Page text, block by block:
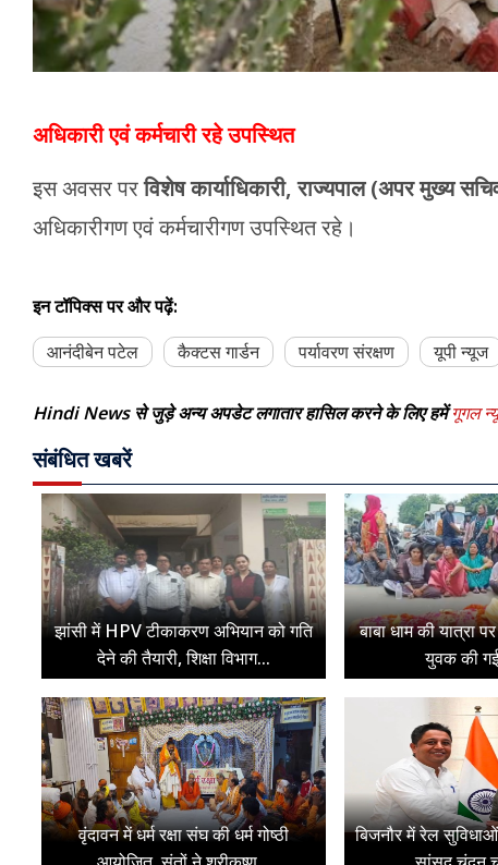
अधिकारी एवं कर्मचारी रहे उपस्थित
इस अवसर परविशेष कार्याधिकारी, राज्यपाल (अपर मुख्य
अधिकारीगण एवं कर्मचारीगण उपस्थित रहे।
इन टॉपिक्स पर और पढ़ें:
आनंदीबेन पटेल
कैक्टस गार्डन पर्यावरण संरक्षण यूपी न्यूज
Hindi News से जुड़े अन्य अपडेट लगातार हासिल करने के लिए हमेंगूगल
संबंधित खबरें
झांसी में HPV टीकाकरण अभियान को गति
देने की तैयारी, शिक्षा विभाग...
बाबा धाम की यात्रा
युवक की
वृंदावन में धर्म रक्षा संघ की धर्म गोष्ठी
बिजनौर में रेल